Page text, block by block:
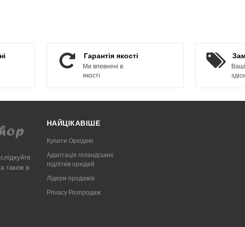
Гарантія якості
Ми впевнені в
якості
також в
НАЙЦІКАВІШЕ
Купити Орхідею
Адаптація голандських
підлітків орхідей
Лідери продажів
Privacy Розпродаж